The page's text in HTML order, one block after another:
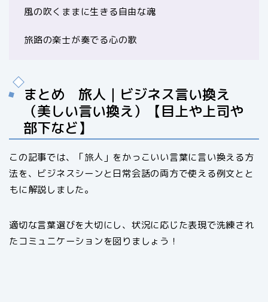
風の吹くままに生きる自由な魂
旅路の楽士が奏でる心の歌
まとめ 旅人｜ビジネス言い換え
（美しい言い換え）【目上や上司や
部下など】
この記事では、「旅人」をかっこいい言葉に言い換える方
法を、ビジネスシーンと日常会話の両方で使える例文とと
もに解説しました。
適切な言葉選びを大切にし、状況に応じた表現で洗練され
たコミュニケーションを図りましょう！